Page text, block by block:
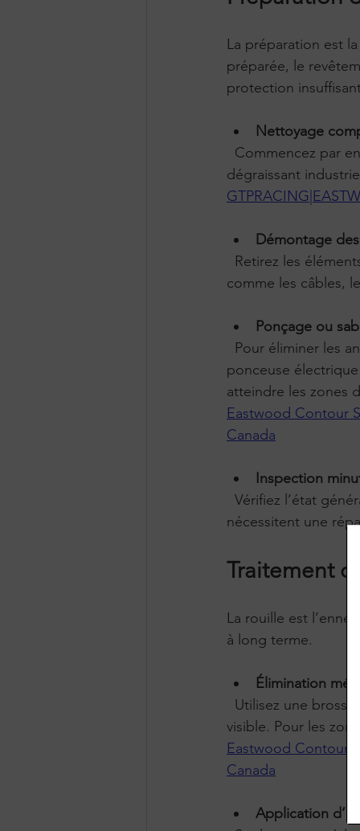
La préparation est
préparée, le
protection
Nettoyage
dégraissant
Démontage
comme les câbles,
Ponçage ou
ponceuse
atteindre les zones
Eastwood Contour
Canada
Inspection
nécessitent une
Traitement
La rouille est
à long terme.
Élimination
visible. Pour les
Eastwood Contour
Canada
Application